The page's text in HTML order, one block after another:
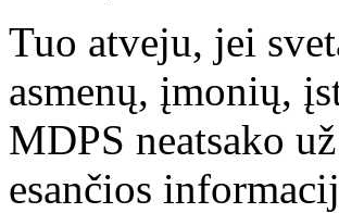
Tuo atveju, jei
asmenų, įmonių,
MDPS neatsako
esančios